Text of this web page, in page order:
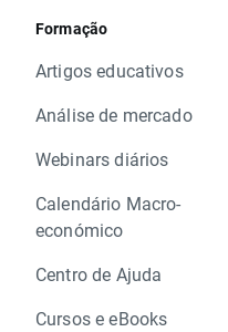
Formação
Artigos educativos
Análise de mercado
Webinars diários
Calendário Macro-
económico
Centro de Ajuda
Cursos e eBooks